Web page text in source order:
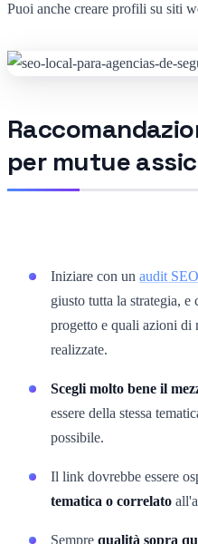
Puoi anche creare profili su siti
per mutue
Iniziare con un audit SEO
giusto tutta la strategia,
progetto e quali azioni di
realizzate.
Scegli molto bene il
essere della stessa
possibile.
Il link dovrebbe essere
tematica o correlato
Sempre qualità sopra